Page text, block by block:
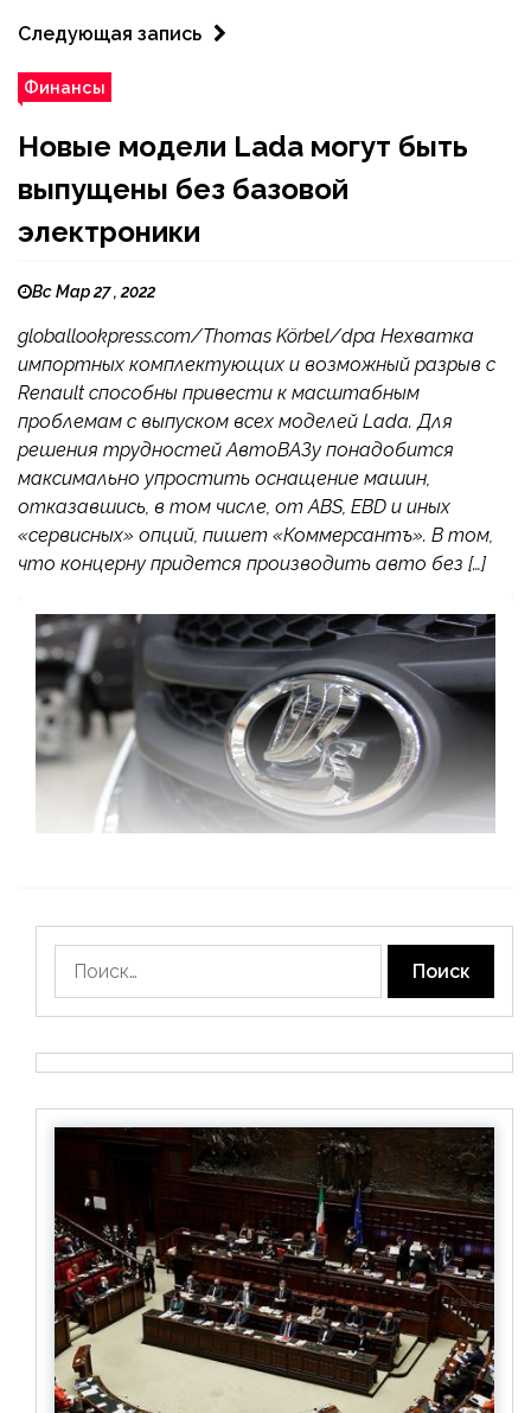
Следующая запись
Финансы
Новые модели Lada могут быть
выпущены без базовой
электроники
Вс Мар 27 , 2022
globallookpress.com/Thomas Körbel/dpa Нехватка
импортных комплектующих и возможный разрыв с
Renault способны привести к масштабным
проблемам с выпуском всех моделей Lada. Для
решения трудностей АвтоВАЗу понадобится
максимально упростить оснащение машин,
отказавшись, в том числе, от ABS, EBD и иных
«сервисных» опций, пишет «Коммерсантъ». В том,
что концерну придется производить авто без […]